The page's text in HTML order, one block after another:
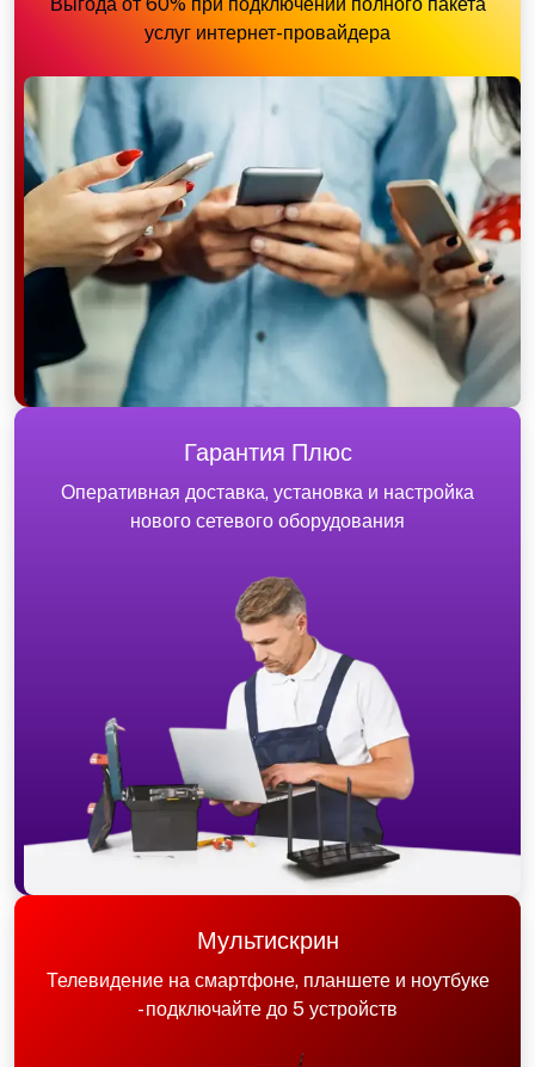
услуг интернет-провайдера
Гарантия Плюс
Оперативная доставка, установка и настройка
нового сетевого оборудования
Мультискрин
Телевидение на смартфоне, планшете и ноутбуке
- подключайте до 5 устройств